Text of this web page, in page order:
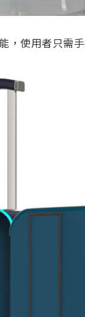
，使用者只需